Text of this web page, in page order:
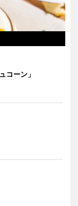
コーン」